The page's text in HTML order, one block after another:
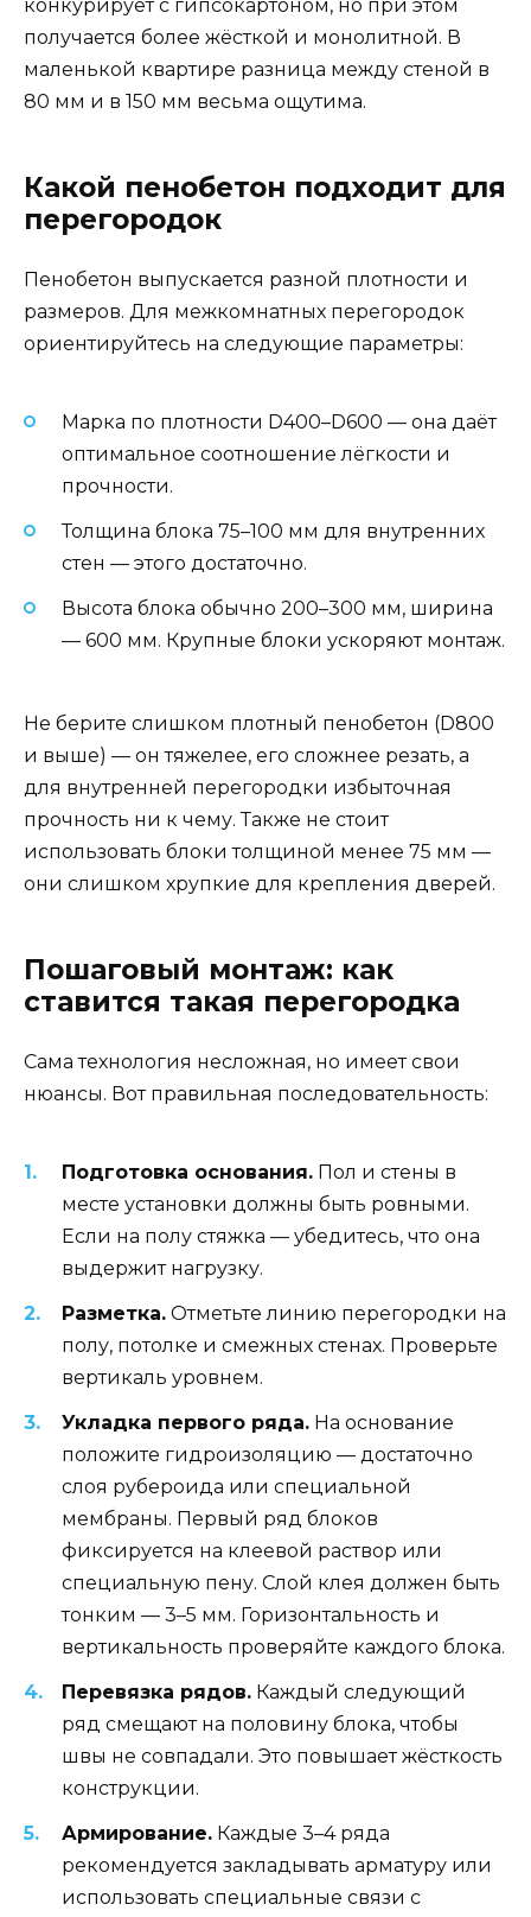
конкурирует с гипсокартоном, но при этом
получается более жёсткой и монолитной. В
маленькой квартире разница между стеной в
80 мм и в 150 мм весьма ощутима.
Какой пенобетон подходит для
перегородок
Пенобетон выпускается разной плотности и
размеров. Для межкомнатных перегородок
ориентируйтесь на следующие параметры:
Марка по плотности D400–D600 — она даёт
оптимальное соотношение лёгкости и
прочности.
Толщина блока 75–100 мм для внутренних
стен — этого достаточно.
Высота блока обычно 200–300 мм, ширина
— 600 мм. Крупные блоки ускоряют монтаж.
Не берите слишком плотный пенобетон (D800
и выше) — он тяжелее, его сложнее резать, а
для внутренней перегородки избыточная
прочность ни к чему. Также не стоит
использовать блоки толщиной менее 75 мм —
они слишком хрупкие для крепления дверей.
Пошаговый монтаж: как
ставится такая перегородка
Сама технология несложная, но имеет свои
нюансы. Вот правильная последовательность:
Подготовка основания. Пол и стены в
месте установки должны быть ровными.
Если на полу стяжка — убедитесь, что она
выдержит нагрузку.
Разметка. Отметьте линию перегородки на
полу, потолке и смежных стенах. Проверьте
вертикаль уровнем.
Укладка первого ряда. На основание
положите гидроизоляцию — достаточно
слоя рубероида или специальной
мембраны. Первый ряд блоков
фиксируется на клеевой раствор или
специальную пену. Слой клея должен быть
тонким — 3–5 мм. Горизонтальность и
вертикальность проверяйте каждого блока.
Перевязка рядов. Каждый следующий
ряд смещают на половину блока, чтобы
швы не совпадали. Это повышает жёсткость
конструкции.
Армирование. Каждые 3–4 ряда
рекомендуется закладывать арматуру или
использовать специальные связи с